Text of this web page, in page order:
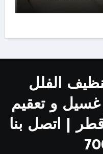
الفلل
غسيل و تعقيم
| اتصل بنا